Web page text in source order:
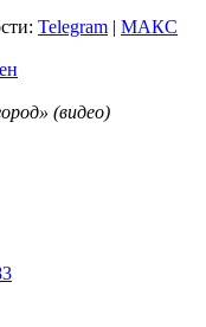
Telegram | MAКС
(видео)